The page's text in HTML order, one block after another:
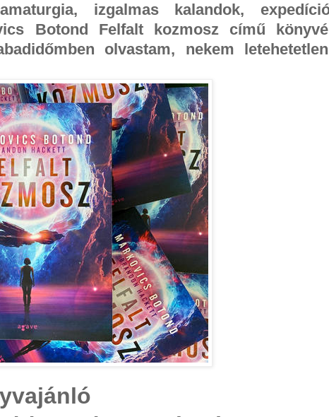
izgalmas kalandok,
Botond Felfalt kozmosz című
olvastam, nekem